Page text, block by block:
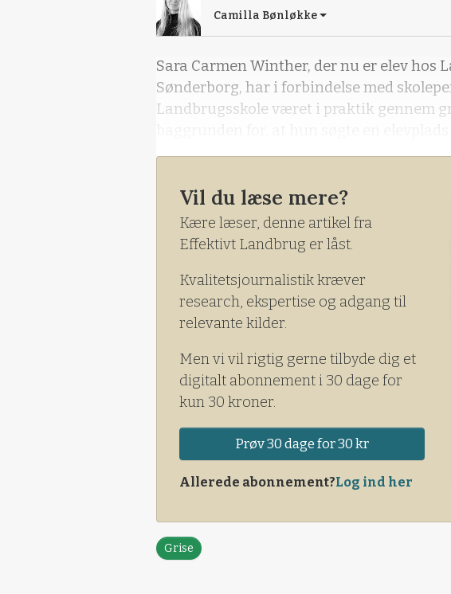
Camilla Bønløkke
Sara Carmen Winther, der nu er elev hos
Sønderborg, har i forbindelse med
Landbrugsskole været i praktik gennem
Vil du læse mere?
Kære læser, denne artikel fra
Effektivt Landbrug er låst.
Kvalitetsjournalistik kræver
research, ekspertise og adgang til
relevante kilder.
Men vi vil rigtig gerne tilbyde dig et
digitalt abonnement i 30 dage for
kun 30 kroner.
Prøv 30 dage for 30 kr
Allerede abonnement?Log ind her
Grise